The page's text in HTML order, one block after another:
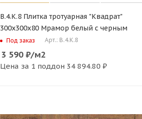
В.4.К.8 Плитка тротуарная "Квадрат"
300х300х80 Мрамор белый с черным
Под заказ Арт.: В.4.К.8
3 590 ₽/м2
Цена за 1 поддон 34 894.80 ₽